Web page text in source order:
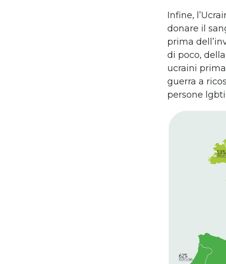
Infine,
donare il
prima
di poco,
ucraini
guerra a
persone lgbti.